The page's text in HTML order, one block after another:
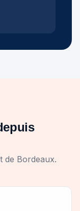
de Bordeaux.